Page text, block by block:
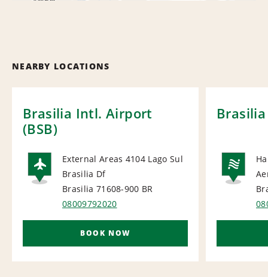
NEARBY LOCATIONS
Brasilia Intl. Airport
(BSB)
AIRPORT
External Areas 4104 Lago Sul
Brasilia Df
Brasilia 71608-900 BR
08009792020
BOOK NOW
Brasilia